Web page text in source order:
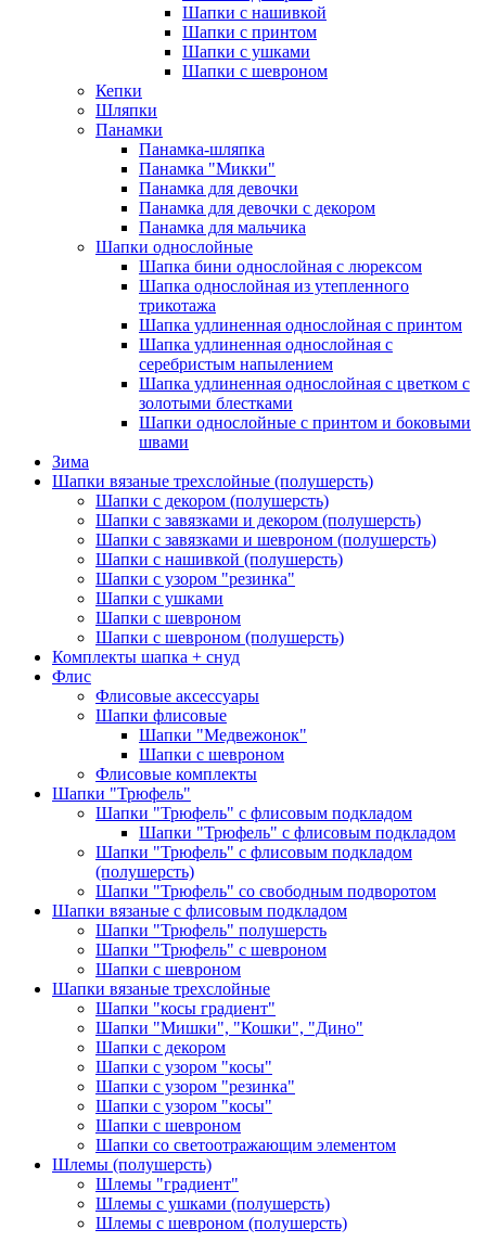
Шапки с нашивкой
Шапки с принтом
Шапки с ушками
Шапки с шевроном
Кепки
Шляпки
Панамки
Панамка-шляпка
Панамка "Микки"
Панамка для девочки
Панамка для девочки с декором
Панамка для мальчика
Шапки однослойные
Шапка бини однослойная с люрексом
Шапка однослойная из утепленного
трикотажа
Шапка удлиненная однослойная с принтом
Шапка удлиненная однослойная с
серебристым напылением
Шапка удлиненная однослойная с цветком с
золотыми блестками
Шапки однослойные с принтом и боковыми
швами
Зима
Шапки вязаные трехслойные (полушерсть)
Шапки с декором (полушерсть)
Шапки с завязками и декором (полушерсть)
Шапки с завязками и шевроном (полушерсть)
Шапки с нашивкой (полушерсть)
Шапки с узором "резинка"
Шапки с ушками
Шапки с шевроном
Шапки с шевроном (полушерсть)
Комплекты шапка + снуд
Флис
Флисовые аксессуары
Шапки флисовые
Шапки "Медвежонок"
Шапки с шевроном
Флисовые комплекты
Шапки "Трюфель"
Шапки "Трюфель" с флисовым подкладом
Шапки "Трюфель" с флисовым подкладом
Шапки "Трюфель" с флисовым подкладом
(полушерсть)
Шапки "Трюфель" со свободным подворотом
Шапки вязаные с флисовым подкладом
Шапки "Трюфель" полушерсть
Шапки "Трюфель" с шевроном
Шапки с шевроном
Шапки вязаные трехслойные
Шапки "косы градиент"
Шапки "Мишки", "Кошки", "Дино"
Шапки с декором
Шапки с узором "косы"
Шапки с узором "резинка"
Шапки с узором "косы"
Шапки с шевроном
Шапки со светоотражающим элементом
Шлемы (полушерсть)
Шлемы "градиент"
Шлемы с ушками (полушерсть)
Шлемы с шевроном (полушерсть)